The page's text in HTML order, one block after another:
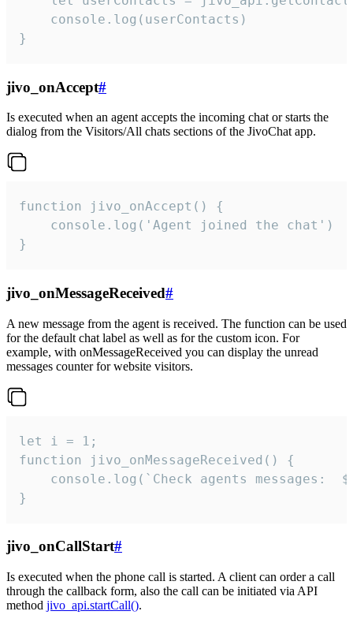
    console.log(userContacts)
}
jivo_onAccept#
Is executed when an agent accepts the incoming chat or starts the
dialog from the Visitors/All chats sections of the JivoChat app.
function jivo_onAccept() {
}
jivo_onMessageReceived#
A new message from the agent is received. The function can be used
for the default chat label as well as for the custom icon. For
example, with onMessageReceived you can display the unread
messages counter for website visitors.
let i = 1;
function jivo_onMessageReceived() {
}
jivo_onCallStart#
Is executed when the phone call is started. A client can order a call
through the callback form, also the call can be initiated via API
method jivo_api.startCall().